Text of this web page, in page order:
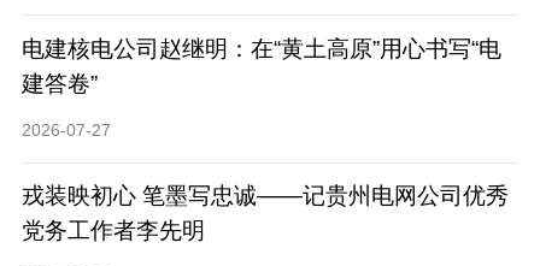
电建核电公司赵继明：在“黄土高原”用心书写“电
建答卷”
2026-07-27
戎装映初心 笔墨写忠诚——记贵州电网公司优秀
党务工作者李先明